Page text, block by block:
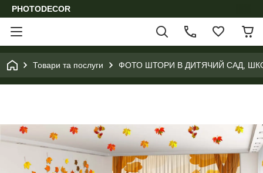
PHOTODECOR
Товари та послуги ФОТО ШТОРИ В ДИТЯЧИЙ САД,